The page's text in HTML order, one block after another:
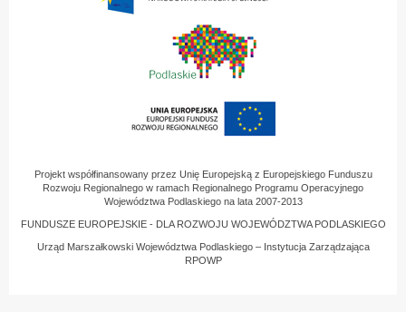
Projekt współfinansowany przez Unię Europejską z Europejskiego Funduszu
Rozwoju Regionalnego w ramach Regionalnego Programu Operacyjnego
Województwa Podlaskiego na lata 2007-2013
FUNDUSZE EUROPEJSKIE - DLA ROZWOJU WOJEWÓDZTWA PODLASKIEGO
Urząd Marszałkowski Województwa Podlaskiego – Instytucja Zarządzająca
RPOWP